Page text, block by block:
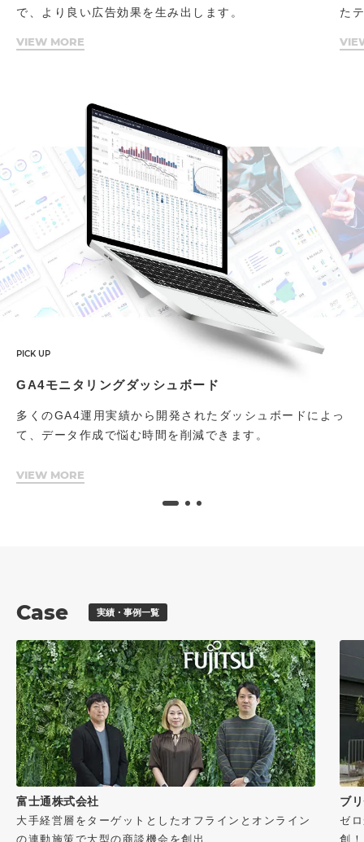
で、より良い広告効果を生み出します。
VIEW MORE
た
PICK UP
GA4モニタリングダッシュボード
多くのGA4運用実績から開発されたダッシュボードによっ
て、データ作成で悩む時間を削減できます。
VIEW MORE
Case 実績・事例一覧
富士通株式会社
大手経営層をターゲットとしたオフラインとオンライン
の連動施策で大型の商談機会を創出
ブ
ゼ
創